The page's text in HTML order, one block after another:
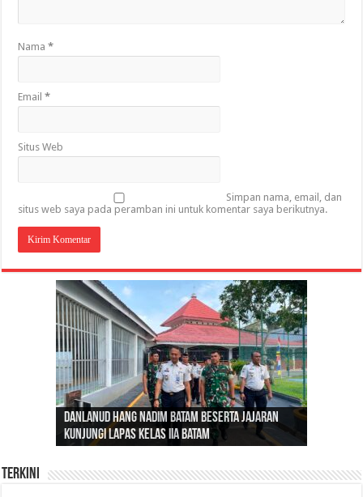
Nama*
Email*
Situs Web
Simpan nama, email, dan
situs web saya pada peramban ini untuk komentar saya berikutnya.
Danlanud Hang Nadim Batam Beserta Jajaran
Kunjungi Lapas Kelas IIA Batam
Silaturahmi dan Reses Komite I DPD RI di Polda
Jambi Bahas Sinergitas Penanganan Narkotika
Gubernur Al Haris: Lomba Cerdas Cermat Sarana
Edukasi Pembentukan Karakter Generasi
Penerus
Gubernur Al Haris Dorong Koperasi Merah Putih
Cepat Beroperasi Agar Bisa Layani Masyarakat
Penuhi Kebutuhannya
Sosok Fenomenal yang Menggetarkan
Nusantara: Ratu Wangsa, Wanita Berkelas
dengan Pengaruh Internasional
Terkini